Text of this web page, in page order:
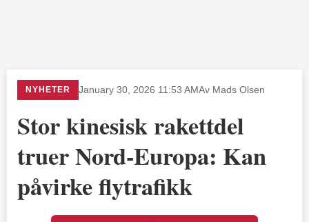
NYHETER January 30, 2026 11:53 AMAv Mads Olsen
Stor kinesisk rakettdel
truer Nord-Europa: Kan
påvirke flytrafikk